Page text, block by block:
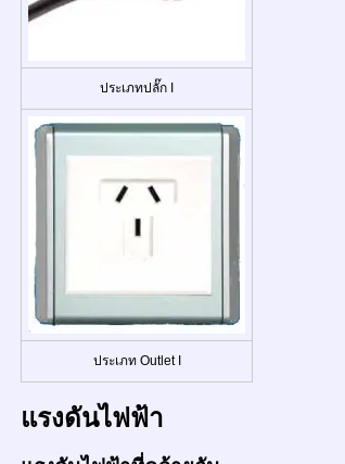
ประเภทปลั๊ก I
ประเภท Outlet I
แรงดันไฟฟ้า